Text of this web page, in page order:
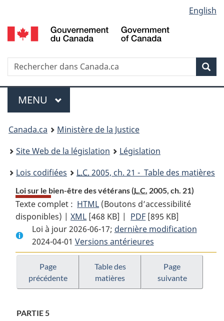
au
contenu
propos
de
la
HTML
simplifiée
selection
English
Recherche
Menu
MENU PRINCIPAL
You
are
here:
Canada.ca
Ministère de la Justice
Site Web de la législation
Législation
Lois codifiées
L.C. 2005, ch. 21 - Table des matières
Loi sur le bien-être des vétérans (L.C. 2005, ch. 21)
Texte complet : HTML Texte
complet
:
Loi
sur
le
bien-
être
(Boutons d’accessibilité
disponibles) |XML Texte
complet
:
Loi
sur
bien-
[468 KB] | PDF Texte
complet
:
Loi
bien-
[895 KB]
Loi à jour 2026-06-17; dernière modification
2024-04-01 Versions antérieures
Page
précédente
Table des
matières
Page
suivante
PARTIE 5